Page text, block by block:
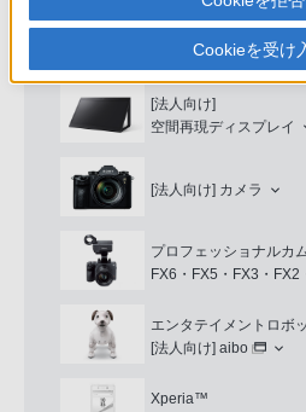
業務用ディスプレイ・
[法人向け]ブラビア
[法人向け]
空間再現ディスプレイ
[法人向け] カメラ
プロフェッショナルカ
FX6・FX5・FX3・FX2
エンタテイメントロボ
[法人向け] aibo
Xperia™
Cookieを受け